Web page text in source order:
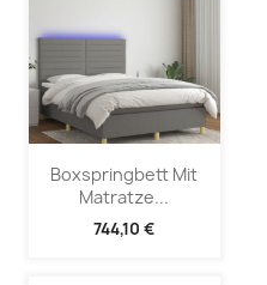
Boxspringbett Mit
Matratze...
744,10 €